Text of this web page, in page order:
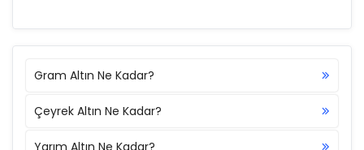
Gram Altın Ne Kadar?
Çeyrek Altın Ne Kadar?
Yarım Altın Ne Kadar?